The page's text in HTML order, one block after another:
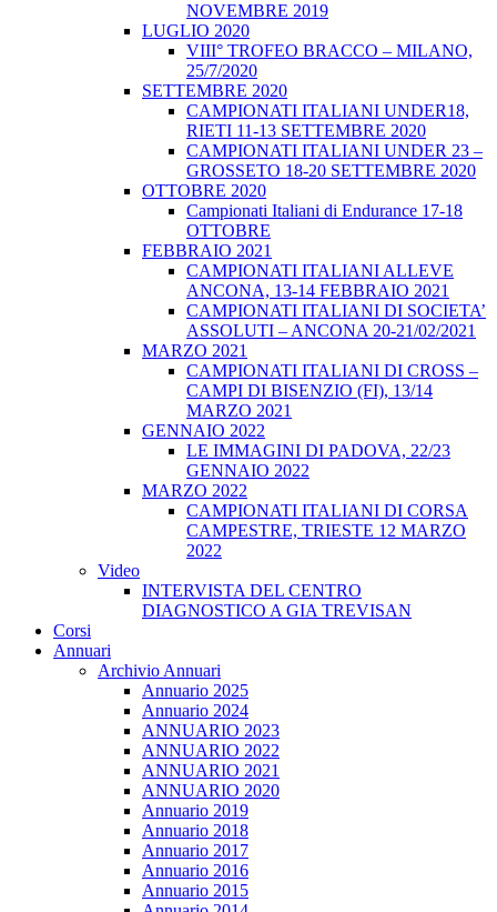
NOVEMBRE 2019
LUGLIO 2020
VIII° TROFEO BRACCO – MILANO,
25/7/2020
SETTEMBRE 2020
CAMPIONATI ITALIANI UNDER18,
RIETI 11-13 SETTEMBRE 2020
CAMPIONATI ITALIANI UNDER 23 –
GROSSETO 18-20 SETTEMBRE 2020
OTTOBRE 2020
Campionati Italiani di Endurance 17-18
OTTOBRE
FEBBRAIO 2021
CAMPIONATI ITALIANI ALLEVE
ANCONA, 13-14 FEBBRAIO 2021
CAMPIONATI ITALIANI DI SOCIETA’
ASSOLUTI – ANCONA 20-21/02/2021
MARZO 2021
CAMPIONATI ITALIANI DI CROSS –
CAMPI DI BISENZIO (FI), 13/14
MARZO 2021
GENNAIO 2022
LE IMMAGINI DI PADOVA, 22/23
GENNAIO 2022
MARZO 2022
CAMPIONATI ITALIANI DI CORSA
CAMPESTRE, TRIESTE 12 MARZO
2022
Video
INTERVISTA DEL CENTRO
DIAGNOSTICO A GIA TREVISAN
Corsi
Annuari
Archivio Annuari
Annuario 2025
Annuario 2024
ANNUARIO 2023
ANNUARIO 2022
ANNUARIO 2021
ANNUARIO 2020
Annuario 2019
Annuario 2018
Annuario 2017
Annuario 2016
Annuario 2015